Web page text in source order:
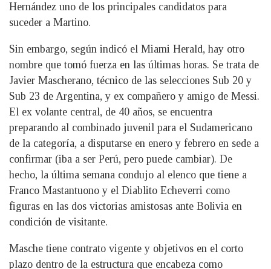
Hernández uno de los principales candidatos para
suceder a Martino.
Sin embargo, según indicó el Miami Herald, hay otro
nombre que tomó fuerza en las últimas horas. Se trata de
Javier Mascherano, técnico de las selecciones Sub 20 y
Sub 23 de Argentina, y ex compañero y amigo de Messi.
El ex volante central, de 40 años, se encuentra
preparando al combinado juvenil para el Sudamericano
de la categoría, a disputarse en enero y febrero en sede a
confirmar (iba a ser Perú, pero puede cambiar). De
hecho, la última semana condujo al elenco que tiene a
Franco Mastantuono y el Diablito Echeverri como
figuras en las dos victorias amistosas ante Bolivia en
condición de visitante.
Masche tiene contrato vigente y objetivos en el corto
plazo dentro de la estructura que encabeza como